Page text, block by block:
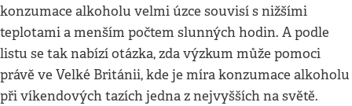
konzumace alkoholu velmi úzce souvisí s nižšími
teplotami a menším počtem slunných hodin. A podle
listu se tak nabízí otázka, zda výzkum může pomoci
právě ve Velké Británii, kde je míra konzumace alkoholu
při víkendových tazích jedna z nejvyšších na světě.